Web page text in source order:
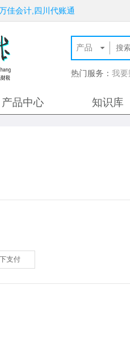
佳会计,四川代账通
热门服务： 我要
产品中心 知识库
支付